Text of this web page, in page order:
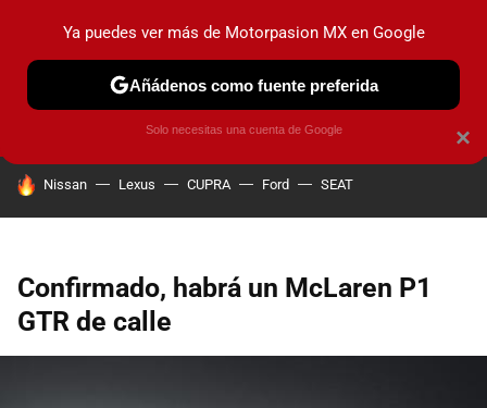
PRUEBAS INDUSTRIA HOY NO CIRCULA
HOY SE HABLA DE
Nissan Lexus CUPRA Ford SEAT
Confirmado, habrá un McLaren P1
GTR de calle
×
Ya puedes ver más de Motorpasion MX en Google
Añádenos como fuente preferida
Solo necesitas una cuenta de Google